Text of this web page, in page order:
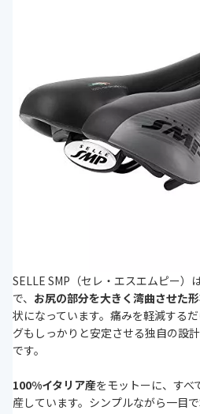
SELLE SMP（セレ・エスエムピー）
で、 お尻の部分を大きく湾曲させた
状になっています。痛みを軽減する
グもしっかりと安定させる独自の設
です。
100%イタリア産をモットーに、すべ
産しています。シンプルながら一目